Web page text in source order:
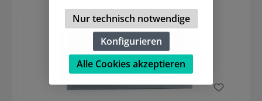
Nur technisch notwendige
Konfigurieren
Alle Cookies akzeptieren